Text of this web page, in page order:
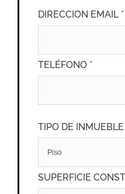
DIRECCION EMAIL *
TELÉFONO *
TIPO DE INMUEBLE
SUPERFICIE